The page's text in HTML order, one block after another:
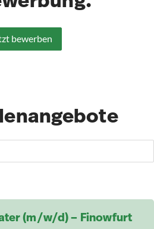
bewerben
(m/w/d) – Finowfurt